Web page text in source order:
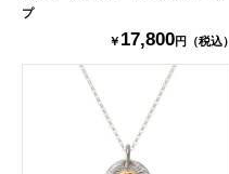
プ
￥ 17,800円（税込）